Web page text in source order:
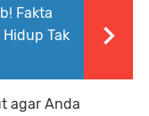
Fakta
Tak
agar Anda